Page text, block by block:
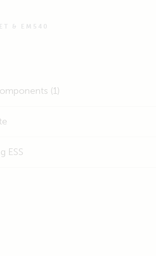
& EM540
(1)
ESS